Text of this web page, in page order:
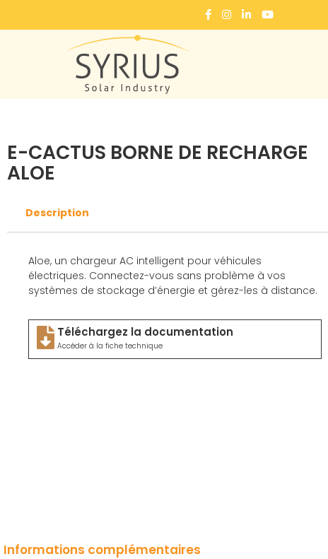
Photovoltaïque E-CACTUS BORNE DE RECHARGE ALOE
E-CACTUS BORNE DE RECHARGE
ALOE
Description
Aloe, un chargeur AC intelligent pour véhicules
électriques. Connectez-vous sans problème à vos
systèmes de stockage d’énergie et gérez-les à distance.
Téléchargez la documentation
Accéder à la fiche technique
Informations complémentaires